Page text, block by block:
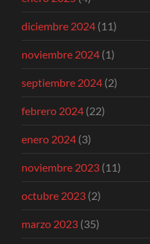
diciembre 2024 (11)
noviembre 2024 (1)
septiembre 2024 (2)
febrero 2024 (22)
enero 2024 (3)
noviembre 2023 (11)
octubre 2023 (2)
marzo 2023 (35)